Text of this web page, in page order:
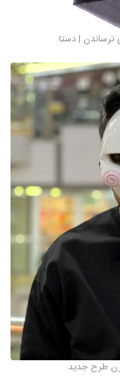
| دستا
طرح جدید